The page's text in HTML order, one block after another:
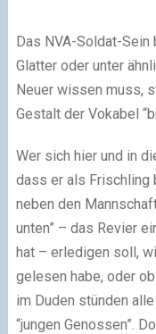
Das NVA-Soldat-
Glatter oder unter
Neuer wissen muss,
Gestalt der Vokabel
Wer sich hier und in
dass er als Frischling
neben den
unten” – das Revier
hat – erledigen soll,
gelesen habe, oder
im Duden stünden
“jungen Genossen”.